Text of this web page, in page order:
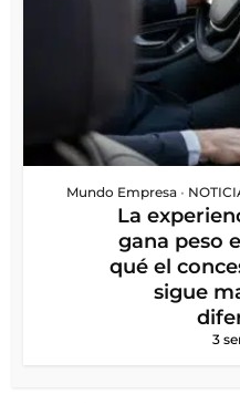
Mundo Empresa •
La
gana peso
qué el
sigue
3